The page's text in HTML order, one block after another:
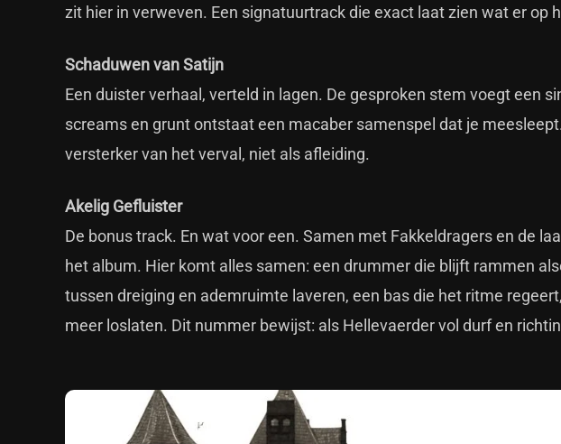
zit hier in verweven. Een signatuurtrack die exact laat zien wat er op
Schaduwen van Satijn
Een duister verhaal, verteld in lagen. De gesproken stem voegt een
screams en grunt ontstaat een macaber samenspel dat je
versterker van het verval, niet als afleiding.
Akelig Gefluister
De bonus track. En wat voor een. Samen met Fakkeldragers en de
het album. Hier komt alles samen: een drummer die blijft rammen
tussen dreiging en ademruimte laveren, een bas die het ritme
meer loslaten. Dit nummer bewijst: als Hellevaerder vol durf en